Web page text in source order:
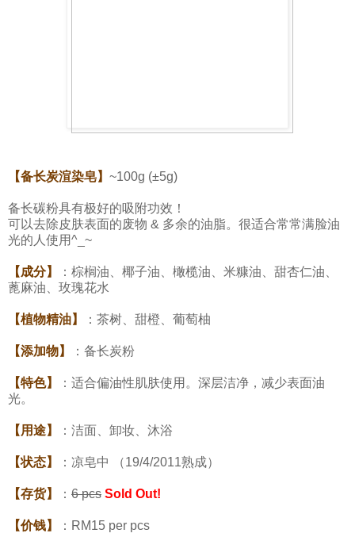
【备长炭渲染皂】 ~100g (±5g)
备长碳粉具有极好的吸附功效！
可以去除皮肤表面的废物 & 多余的油脂。很适合常常满脸油
光的人使用^_~
【成分】
：棕榈油、椰子油、橄榄油、米糠油、甜杏仁油、
蓖麻油、玫瑰花水
【植物精油】 ：茶树、甜橙、葡萄柚
【添加物】 ：备长炭粉
【特色】
：适合偏油性肌肤使用。深层洁净，减少表面油
光。
【用途】 ：洁面、卸妆、沐浴
【状态】 ：凉皂中 （19/4/2011熟成）
【存货】 ： 6 pcs Sold Out!
【价钱】 ：RM15 per pcs